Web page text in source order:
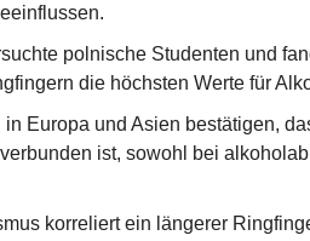
polnische Studenten und
die höchsten Werte für
Europa und Asien bestätigen,
ist, sowohl bei
korreliert ein längerer